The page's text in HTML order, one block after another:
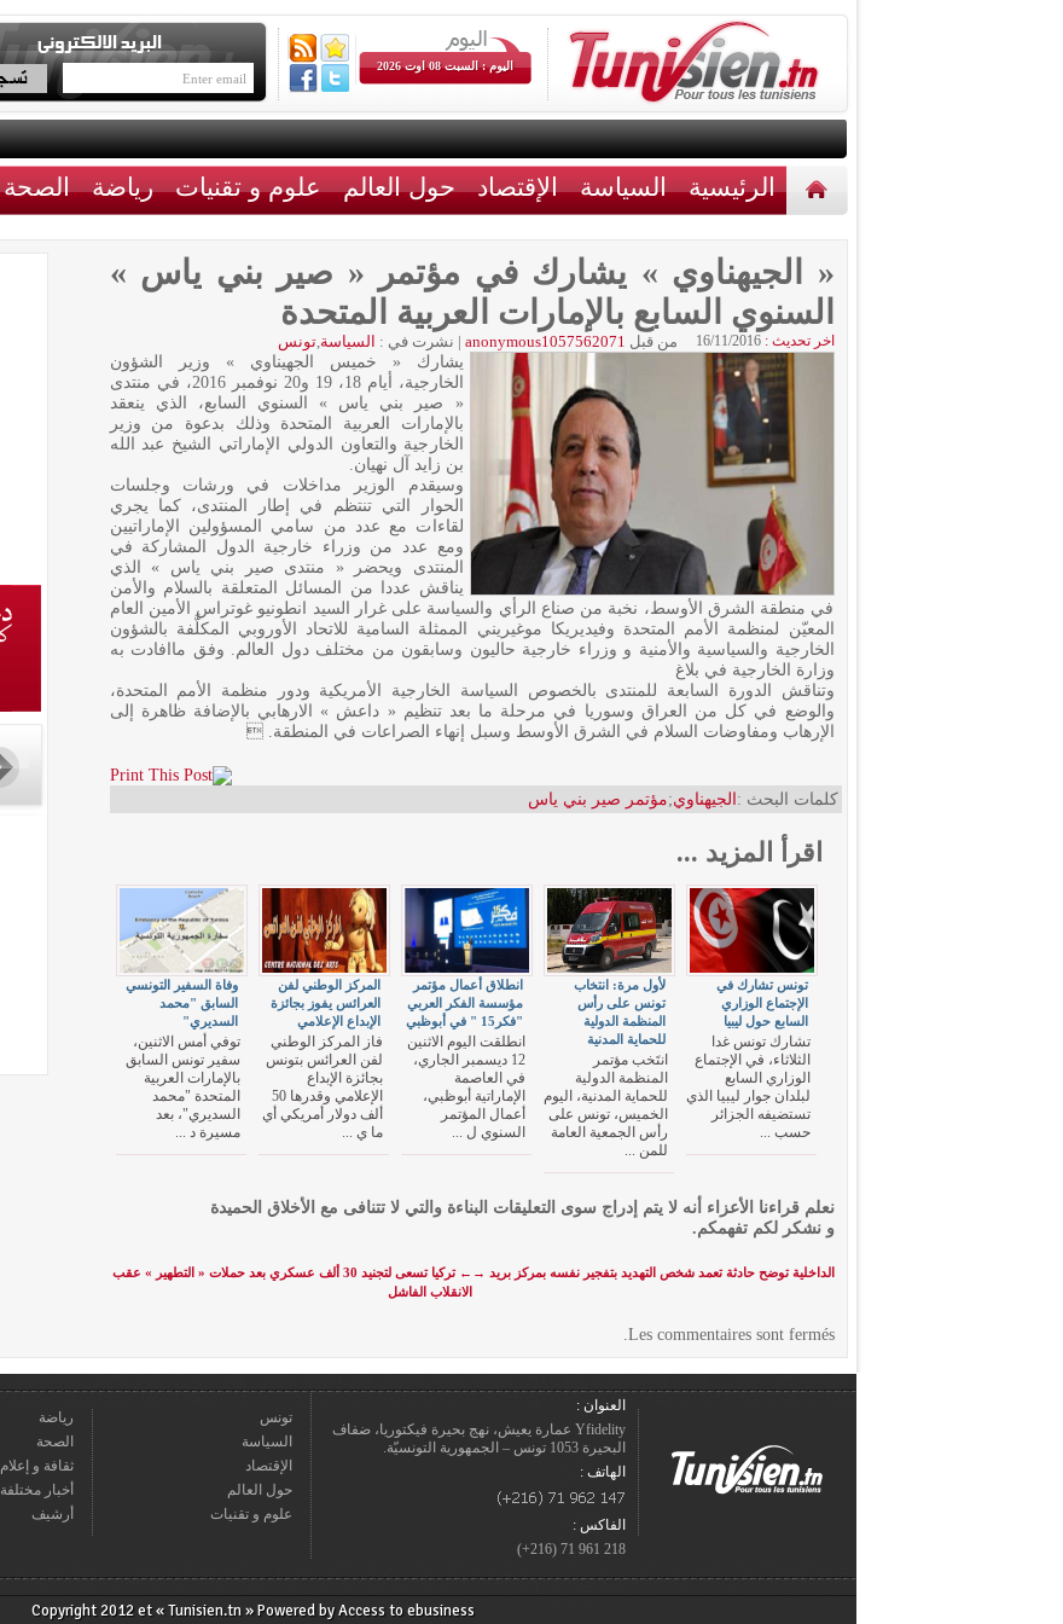
اليوم : السبت 08 اوت 2026
الرئيسية السياسة الإقتصاد حول العالم علوم و تقنيات رياضة الصحة
« الجيهناوي » يشارك في مؤتمر « صير بني ياس »
السنوي السابع بالإمارات العربية المتحدة
اخر تحديث : 16/11/2016 من قبل anonymous1057562071
| نشرت في : السياسة,تونس
يشارك « خميس الجهيناوي » وزير الشؤون
الخارجية، أيام 18، 19 و20 نوفمبر 2016، في منتدى
« صير بني ياس » السنوي السابع، الذي ينعقد
بالإمارات العربية المتحدة وذلك بدعوة من وزير
الخارجية والتعاون الدولي الإماراتي الشيخ عبد الله
بن زايد آل نهيان.
وسيقدم الوزير مداخلات في ورشات وجلسات
الحوار التي تنتظم في إطار المنتدى، كما يجري
لقاءات مع عدد من سامي المسؤولين الإماراتيين
ومع عدد من وزراء خارجية الدول المشاركة في
المنتدى ويحضر « منتدى صير بني ياس » الذي
يناقش عددا من المسائل المتعلقة بالسلام والأمن
في منطقة الشرق الأوسط، نخبة من صناع الرأي والسياسة على غرار السيد انطونيو غوتراس الأمين العام
المعيّن لمنظمة الأمم المتحدة وفيديريكا موغيريني الممثلة السامية للاتحاد الأوروبي المكلَّفة بالشؤون
الخارجية والسياسية والأمنية و وزراء خارجية حاليون وسابقون من مختلف دول العالم. وفق ماافادت به
وزارة الخارجية في بلاغ
وتناقش الدورة السابعة للمنتدى بالخصوص السياسة الخارجية الأمريكية ودور منظمة الأمم المتحدة،
والوضع في كل من العراق وسوريا في مرحلة ما بعد تنظيم « داعش » الارهابي بالإضافة ظاهرة إلى
الإرهاب ومفاوضات السلام في الشرق الأوسط وسبل إنهاء الصراعات في المنطقة. 
كلمات البحث : الجيهناوي;مؤتمر صير بني ياس
اقرأ المزيد ...
وفاة السفير التونسي
السابق "محمد
السديري"
توفي أمس الاثنين،
سفير تونس السابق
بالإمارات العربية
المتحدة "محمد
السديري"، بعد
مسيرة د ...
المركز الوطني لفن
العرائس يفوز بجائزة
الإبداع الإعلامي
فاز المركز الوطني
لفن العرائس بتونس
بجائزة الإبداع
الإعلامي وقدرها 50
ألف دولار أمريكي أي
ما ي ...
انطلاق أعمال مؤتمر
مؤسسة الفكر العربي
"فكر15 " في أبوظبي
انطلقت اليوم الاثنين
12 ديسمبر الجاري،
في العاصمة
الإماراتية أبوظبي،
أعمال المؤتمر
السنوي ل ...
لأول مرة: انتخاب
تونس على رأس
المنظمة الدولية
للحماية المدنية
انتَخب مؤتمر
المنظمة الدولية
للحماية المدنية، اليوم
الخميس، تونس على
رأس الجمعية العامة
للمن ...
تونس تشارك في
الإجتماع الوزاري
السابع حول ليبيا
تشارك تونس غدا
الثلاثاء، في الإجتماع
الوزاري السابع
لبلدان جوار ليبيا الذي
تستضيفه الجزائر
حسب ...
نعلم قراءنا الأعزاء أنه لا يتم إدراج سوى التعليقات البناءة والتي لا تتنافى مع الأخلاق الحميدة
و نشكر لكم تفهمكم.
←
تركيا تسعى لتجنيد 30 ألف عسكري بعد حملات « التطهير » عقب
الانقلاب الفاشل
الداخلية توضح حادثة تعمد شخص التهديد بتفجير نفسه بمركز بريد →
Les commentaires sont fermés.
العنوان :
Yfidelity عمارة يعيش، نهج بحيرة فيكتوريا، ضفاف
البحيرة 1053 تونس – الجمهورية التونسيّة.
الهاتف :
الفاكس :
218 961 71 (216+)
تونس
السياسة
الإقتصاد
حول العالم
علوم و تقنيات
رياضة
الصحة
ثقافة و إعلام
أخبار مختلفة
أرشيف
Copyright 2012 et « Tunisien.tn » Powered byAccess to ebusiness